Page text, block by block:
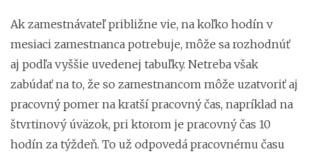
Ak zamestnávateľ približne vie, na koľko hodín v
mesiaci zamestnanca potrebuje, môže sa rozhodnúť
aj podľa vyššie uvedenej tabuľky. Netreba však
zabúdať na to, že so zamestnancom môže uzatvoriť aj
pracovný pomer na kratší pracovný čas, napríklad na
štvrtinový úväzok, pri ktorom je pracovný čas 10
hodín za týždeň. To už odpovedá pracovnému času